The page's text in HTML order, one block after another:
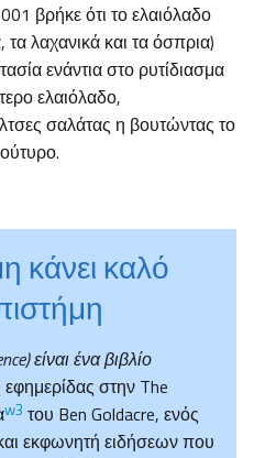
βρήκε ότι το ελαιόλαδο
λαχανικά και τα όσπρια)
ενάντια στο ρυτίδιασμα
ελαιόλαδο,
σαλάτας η βουτώντας το
κάνει καλό
είναι ένα βιβλίο
εφημερίδας στην The
w3 του Ben Goldacre, ενός
εκφωνητή ειδήσεων που